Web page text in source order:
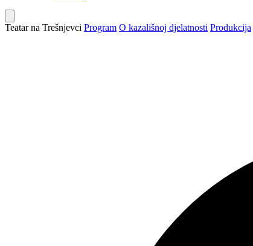
Teatar na Trešnjevci Program O kazališnoj djelatnosti Produkcija